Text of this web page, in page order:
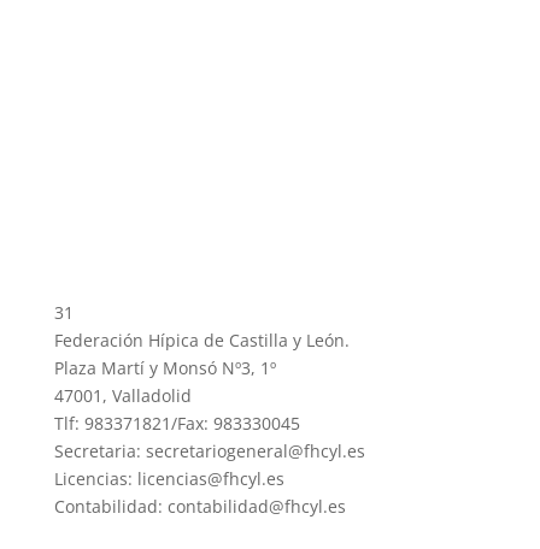
31
Federación Hípica de Castilla y León.
Plaza Martí y Monsó Nº3, 1º
47001, Valladolid
Tlf: 983371821/Fax: 983330045
Secretaria: secretariogeneral@fhcyl.es
Licencias: licencias@fhcyl.es
Contabilidad: contabilidad@fhcyl.es